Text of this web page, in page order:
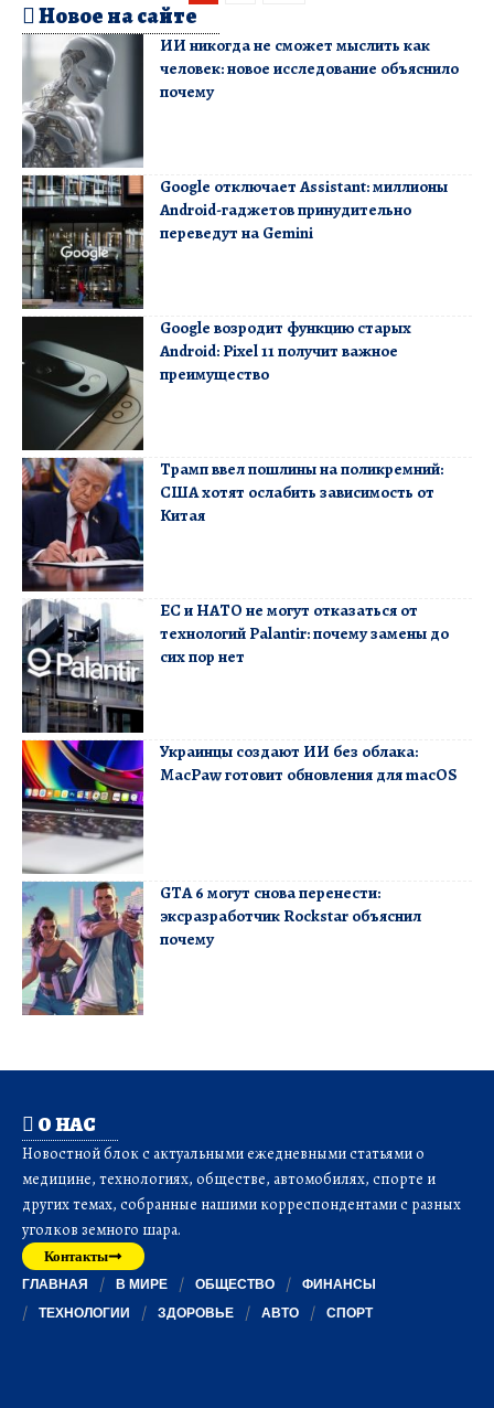
Новое на сайте
ИИ никогда не сможет мыслить как
человек: новое исследование объяснило
почему
Google отключает Assistant: миллионы
Android-гаджетов принудительно
переведут на Gemini
Google возродит функцию старых
Android: Pixel 11 получит важное
преимущество
Трамп ввел пошлины на поликремний:
США хотят ослабить зависимость от
Китая
ЕС и НАТО не могут отказаться от
технологий Palantir: почему замены до
сих пор нет
Украинцы создают ИИ без облака:
MacPaw готовит обновления для macOS
GTA 6 могут снова перенести:
эксразработчик Rockstar объяснил
почему
О НАС
Новостной блок с актуальными ежедневными статьями о
медицине, технологиях, обществе, автомобилях, спорте и
других темах, собранные нашими корреспондентами с разных
уголков земного шара.
Контакты
ГЛАВНАЯ В МИРЕ ОБЩЕСТВО
ФИНАНСЫ
ТЕХНОЛОГИИ
ЗДОРОВЬЕ АВТО СПОРТ